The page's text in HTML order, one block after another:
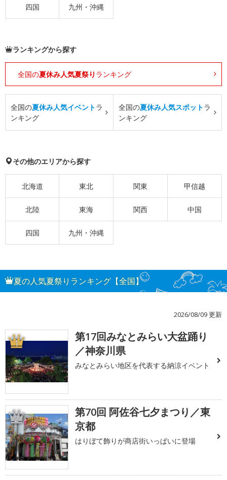
四国 九州・沖縄
ランキングから探す
全国の夏休み人気夏祭り ランキング
全国の夏休み人気イベントラ
ンキング
全国の夏休み人気スポットラ
ンキング
その他のエリアから探す
北海道 東北 関東 甲信越
北陸 東海 関西 中国
四国 九州・沖縄
夏の人気夏祭りランキング【全国】
2026/08/09 更新
1
第17回みなとみらい大盆踊り
／神奈川県
みなとみらい地区を代表する納涼イベント
2
第70回 阿佐谷七夕まつり／東
京都
はりぼて飾りが商店街いっぱいに登場